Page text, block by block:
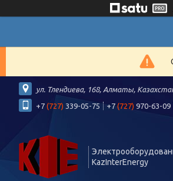
ул. Тлендиева, 168, Алматы,
+7 (727) 339-05-75 +7 (727) 970-63-09
KazInterEnergy